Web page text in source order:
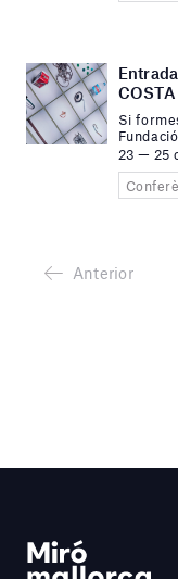
COSTA
Si
23 — 25
Anterior